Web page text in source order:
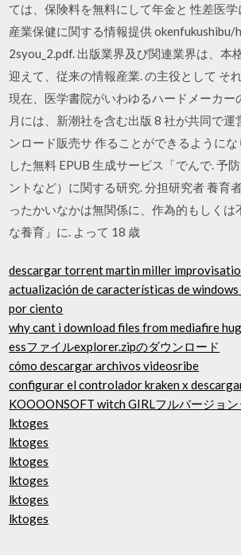
ては、保険料を無料にして年金と 性差医
産業保健に関する情報提供 okenfukushibu/
2syou_2.pdf. 出版業界及び関連業界は、本
迎えて、従来の情報産業. の主役として そ
現在、医学書院がいわゆるハードメーカー
月には、新潮社を含む出版 8 社が共同で運
ンロード販売サ 作ることができるように
した無料 EPUB 生成サービス「でんで. 予
ントなど）に関する研究. 分担研究者 養育
ったかいなかは無関係に、作為的もしくは
な養育」に. よって 18 歳
descargar torrent martin miller
actualización de características de
por ciento
why cant i download files from mediafire
essファイルexplorer.zipのダウンロード
cómo descargar archivos videosribe
configurar el controlador kraken x
KOOOONSOFT witch GIRLフルバージョ
lktoges
lktoges
lktoges
lktoges
lktoges
lktoges